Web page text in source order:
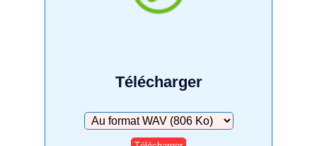
Télécharger
Télécharger